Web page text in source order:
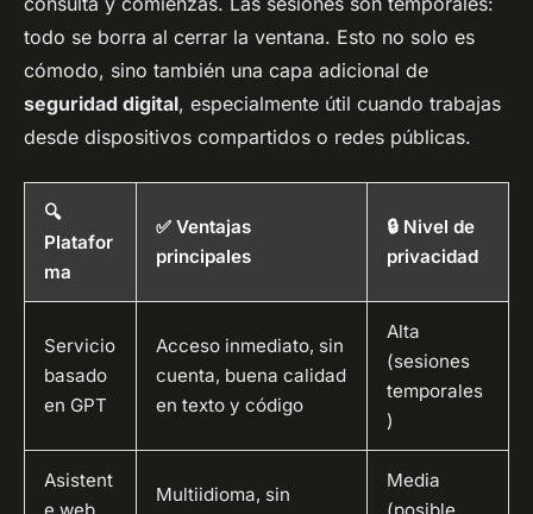
todo se borra al cerrar la ventana. Esto no solo es
cómodo, sino también una capa adicional de
seguridad digital, especialmente útil cuando trabajas
desde dispositivos compartidos o redes públicas.
🔍
Platafor
ma
✅ Ventajas
principales
🔒 Nivel de
privacidad
Servicio
basado
en GPT
Acceso inmediato, sin
cuenta, buena calidad
en texto y código
Alta
(sesiones
temporales
)
Asistent
Multiidioma, sin
Media